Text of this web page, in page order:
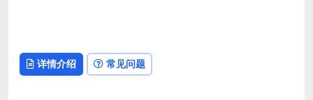
详情介绍 常见问题